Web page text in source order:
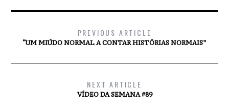
PREVIOUS ARTICLE
“UM MIÚDO NORMAL A CONTAR HISTÓRIAS NORMAIS”
NEXT ARTICLE
VÍDEO DA SEMANA #89